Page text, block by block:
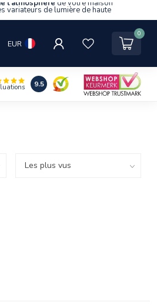
l'atmosphère de votre maison
variateurs de lumière de haute
EUR
0
9.5